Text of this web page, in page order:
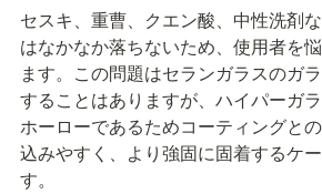
セスキ、重曹、クエン酸、中性洗剤
はなかなか落ちないため、使用者を
ます。この問題はセランガラスのガ
することはありますが、ハイパーガ
ホーローであるためコーティングと
込みやすく、より強固に固着するケ
す。